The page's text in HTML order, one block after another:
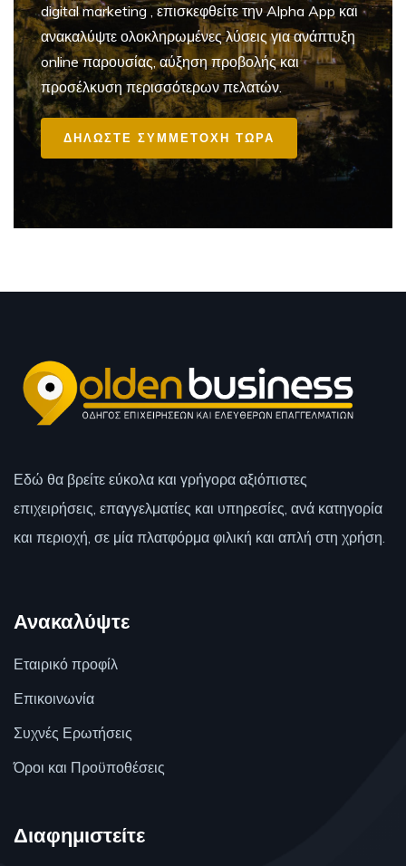
digital marketing, επισκεφθείτε την Alpha App και
ανακαλύψτε ολοκληρωμένες λύσεις για ανάπτυξη
online παρουσίας, αύξηση προβολής και
προσέλκυση περισσότερων πελατών.
ΔΗΛΩΣΤΕ ΣΥΜΜΕΤΟΧΗ ΤΩΡΑ
Εδώ θα βρείτε εύκολα και γρήγορα αξιόπιστες
επιχειρήσεις, επαγγελματίες και υπηρεσίες, ανά κατηγορία
και περιοχή, σε μία πλατφόρμα φιλική και απλή στη χρήση.
Ανακαλύψτε
Εταιρικό προφίλ
Επικοινωνία
Συχνές Ερωτήσεις
Όροι και Προϋποθέσεις
Διαφημιστείτε